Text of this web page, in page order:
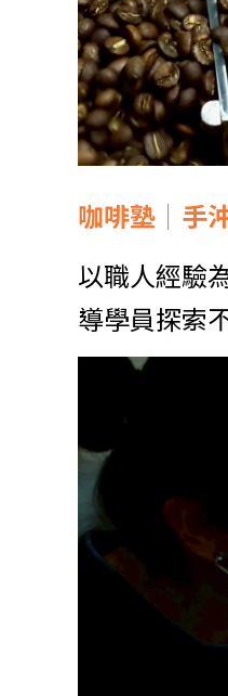
咖啡塾｜手
以職人經驗
導學員探索